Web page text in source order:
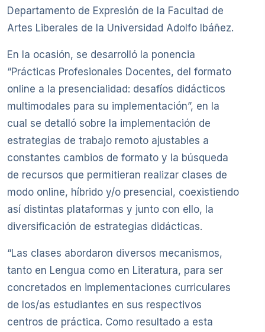
Departamento de Expresión de la Facultad de
Artes Liberales de la Universidad Adolfo Ibáñez.
En la ocasión, se desarrolló la ponencia
“Prácticas Profesionales Docentes, del formato
online a la presencialidad: desafíos didácticos
multimodales para su implementación”, en la
cual se detalló sobre la implementación de
estrategias de trabajo remoto ajustables a
constantes cambios de formato y la búsqueda
de recursos que permitieran realizar clases de
modo online, híbrido y/o presencial, coexistiendo
así distintas plataformas y junto con ello, la
diversificación de estrategias didácticas.
“Las clases abordaron diversos mecanismos,
tanto en Lengua como en Literatura, para ser
concretados en implementaciones curriculares
de los/as estudiantes en sus respectivos
centros de práctica. Como resultado a esta